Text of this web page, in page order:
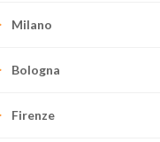
Milano
Bologna
Firenze